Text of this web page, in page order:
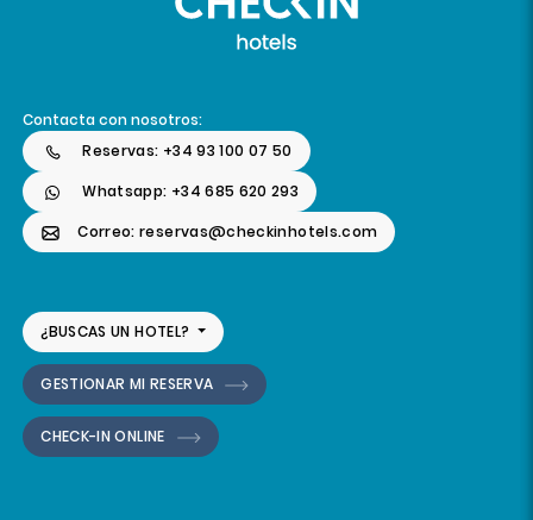
Contacta con nosotros:
Reservas: +34 93 100 07 50
Whatsapp: +34 685 620 293
Correo: reservas@checkinhotels.com
¿BUSCAS UN HOTEL?
GESTIONAR MI RESERVA
CHECK-IN ONLINE